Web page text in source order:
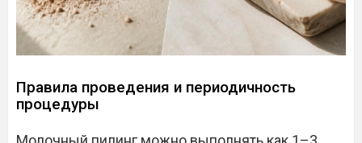
Правила проведения и периодичность
процедуры